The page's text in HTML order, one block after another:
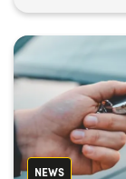
NEWS